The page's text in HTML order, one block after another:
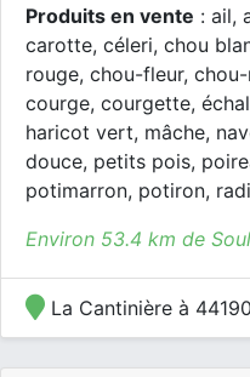
Produits en vente : ail,
carotte, céleri, chou
rouge, chou-fleur,
courge, courgette,
haricot vert, mâche,
douce, petits pois,
potimarron, potiron,
Environ 53.4 km de
La Cantinière à